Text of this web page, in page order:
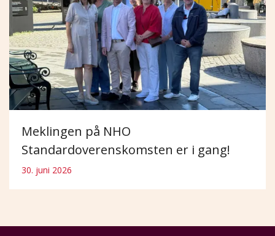
Meklingen på NHO
Standardoverenskomsten er i gang!
30. juni 2026